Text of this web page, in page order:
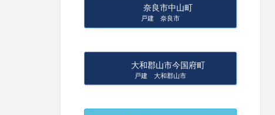
奈良市中山町
戸建 奈良市
大和郡山市今国府町
戸建 大和郡山市